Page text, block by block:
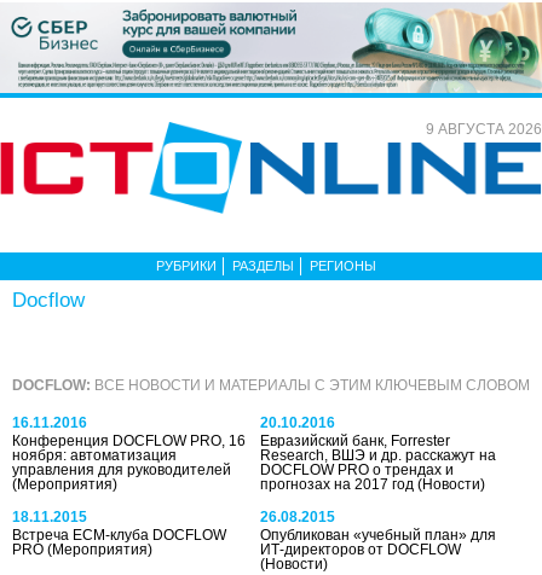
9 АВГУСТА 2026
РУБРИКИ РАЗДЕЛЫ РЕГИОНЫ
Docflow
DOCFLOW: ВСЕ НОВОСТИ И МАТЕРИАЛЫ С ЭТИМ КЛЮЧЕВЫМ СЛОВОМ
16.11.2016
Конференция DOCFLOW PRO, 16
ноября: автоматизация
управления для руководителей
(Мероприятия)
20.10.2016
Евразийский банк, Forrester
Research, ВШЭ и др. расскажут на
DOCFLOW PRO о трендах и
прогнозах на 2017 год(Новости)
18.11.2015
Встреча ECM-клуба DOCFLOW
PRO (Мероприятия)
26.08.2015
Опубликован «учебный план» для
ИТ-директоров от DOCFLOW
(Новости)